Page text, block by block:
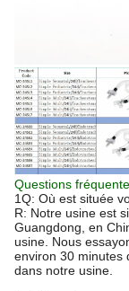
Questions
1Q: Où est située
R: Notre usine est
Guangdong, en
usine. Nous
environ 30 minutes
dans notre usine.